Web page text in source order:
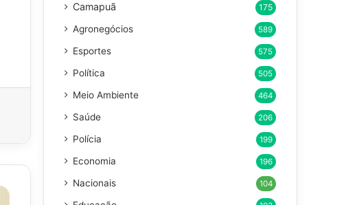
Camapuã 175
Agronegócios 589
Esportes 575
Política 505
Meio Ambiente 464
Saúde 206
Polícia 199
Economia 196
Nacionais 104